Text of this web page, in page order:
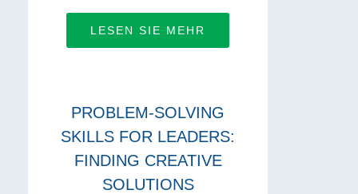
LESEN SIE MEHR
PROBLEM-SOLVING
SKILLS FOR LEADERS:
FINDING CREATIVE
SOLUTIONS